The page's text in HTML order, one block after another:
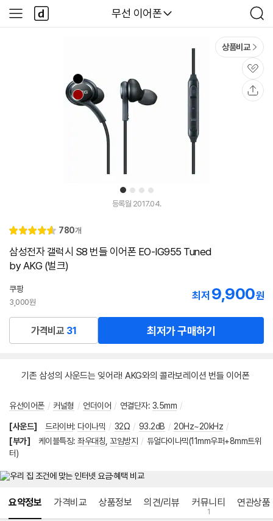
다나와
무선 이어폰
검
색
사
이
다
나
와
1 2 3 4
상품비교
관
심
등록월 2017.04.
별
4.
리
780개
삼성전자 갤럭시 S8 번들 이어폰 EO-IG955 Tuned
by AKG (벌크)
쿠팡
3,000원
최저 9,900원
가격비교 31 최저가 구매하기
기존 삼성의 사운드는 잊어라! AKG와의 콜라보레이션 번들 이어폰
유선이어폰 / 커널형 / 언더이어 / 연결단자: 3.5mm /
[사운드] 드라이버: 다이나믹 / 32Ω / 93.2dB / 20Hz~20kHz /
[부가]
케이블특징: 좌우대칭 꼬임방지 / 듀얼다이나믹(11mm우퍼+8mm트위
터)
요약정보 가격비교 상품정보 의견/리뷰 커뮤니티
1
연관상품